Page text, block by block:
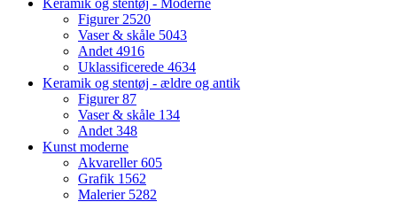
Keramik og stentøj - Moderne
Figurer 2520
Vaser & skåle 5043
Andet 4916
Uklassificerede 4634
Keramik og stentøj - ældre og antik
Figurer87
Vaser & skåle 134
Andet 348
Kunst moderne
Akvareller605
Grafik 1562
Malerier 5282